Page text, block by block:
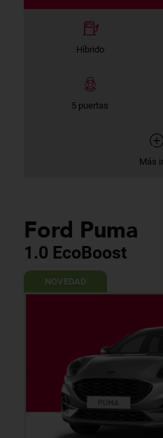
Híbrido
5 puertas
Más
Ford Puma
1.0 EcoBoost
NOVEDAD